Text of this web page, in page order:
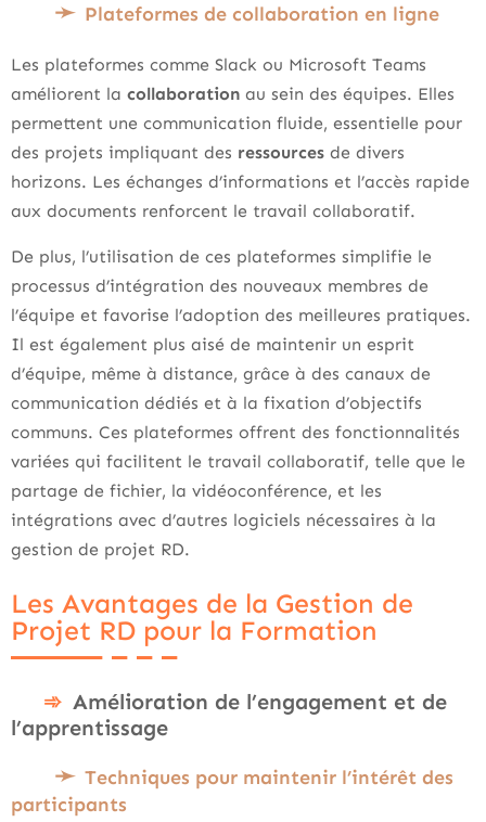
Plateformes de collaboration en ligne
Les plateformes comme Slack ou Microsoft Teams
améliorent la collaboration au sein des équipes. Elles
permettent une communication fluide, essentielle pour
des projets impliquant des ressources de divers
horizons. Les échanges d’informations et l’accès rapide
aux documents renforcent le travail collaboratif.
De plus, l’utilisation de ces plateformes simplifie le
processus d’intégration des nouveaux membres de
l’équipe et favorise l’adoption des meilleures pratiques.
Il est également plus aisé de maintenir un esprit
d’équipe, même à distance, grâce à des canaux de
communication dédiés et à la fixation d’objectifs
communs. Ces plateformes offrent des fonctionnalités
variées qui facilitent le travail collaboratif, telle que le
partage de fichier, la vidéoconférence, et les
intégrations avec d’autres logiciels nécessaires à la
gestion de projet RD.
Les Avantages de la Gestion de
Projet RD pour la Formation
Amélioration de l’engagement et de
l’apprentissage
Techniques pour maintenir l’intérêt des
participants